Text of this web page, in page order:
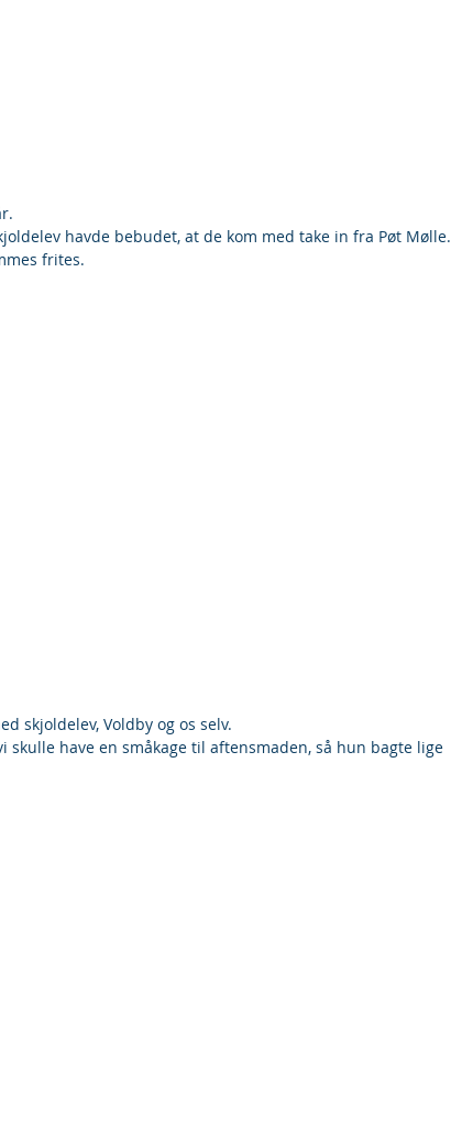
havde bebudet, at de kom med take in fra Pøt Mølle.
frites.
skjoldelev, Voldby og os selv.
skulle have en småkage til aftensmaden, så hun bagte lige